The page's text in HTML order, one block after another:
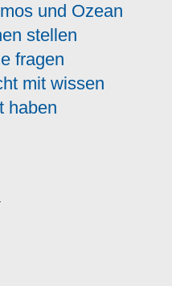
und Ozean
stellen
fragen
mit wissen
haben